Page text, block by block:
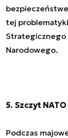
tej problematyki
Strategicznego
Narodowego.
5. Szczyt
Podczas